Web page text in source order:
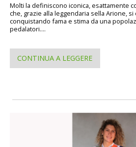
Molti la definiscono iconica, esattamente
che, grazie alla leggendaria sella Arione,
conquistando fama e stima da una
pedalatori....
CONTINUA A LEGGERE